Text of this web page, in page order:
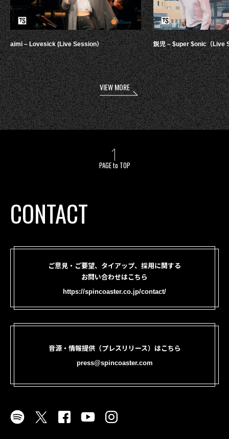
aimi – Lovesick (Live Session） 鋭児 – $uper $onic（Live
VIEW MORE
PAGE to TOP
CONTACT
ご意見・ご要望、タイアップ、採用に関する
お問い合わせはこちら
https://spincoaster.co.jp/contact/
音源・情報提供（プレスリリース）はこちら
press@spincoaster.com